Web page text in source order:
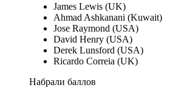
James Lewis (UK)
Ahmad Ashkanani (Kuwait)
Jose Raymond (USA)
David Henry (USA)
Derek Lunsford (USA)
Ricardo Correia (UK)
Набрали баллов